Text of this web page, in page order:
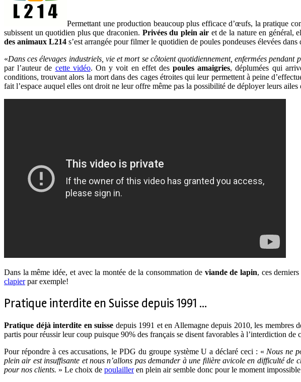
Permettant une production beaucoup plus efficace d’œufs, la pratique
subissent un quotidien plus que draconien. Privées du plein air et de la nature en général,
des animaux L214 s’est arrangée pour filmer le quotidien de poules pondeuses élevées dans
«Dans ces élevages industriels, vie et mort se côtoient quotidiennement, enfermées
par l’auteur de cette vidéo. On y voit en effet despoules amaigries, déplumées qui
conditions, trouvant alors la mort dans des cages étroites qui leur permettent à peine
fait l’espace auquel elles ont droit ne leur offre même pas la possibilité de déployer leurs ailes
Dans la même idée, et avec la montée de la consommation de viande de lapin, ces
clapierpar exemple!
Pratique interdite en Suisse depuis 1991 …
Pratique déjà interdite en suisse depuis 1991 et en Allemagne depuis 2010, les membres
partis pour réussir leur coup puisque 90% des français se disent favorables à l’interdiction
Pour répondre à ces accusations, le PDG du groupe système U a déclaré ceci : « Nous ne
plein air est insuffisante et nous n’allons pas demander à une filière avicole en difficulté
pour nos clients. » Le choix de poulailleren plein air semble donc pour le moment